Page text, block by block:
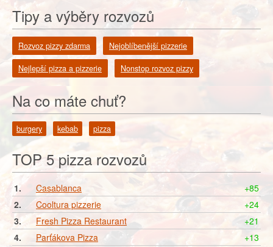
Tipy a výběry rozvozů
Rozvoz pizzy zdarma Nejoblíbenější pizzerie
Nejlepší pizza a pizzerie Nonstop rozvoz pizzy
Na co máte chuť?
burgery kebab pizza
TOP 5 pizza rozvozů
1. Casablanca
+85
2.
Cooltura pizzerie
+24
3.
Fresh Pizza Restaurant
+21
4.
Parťákova Pizza
+13